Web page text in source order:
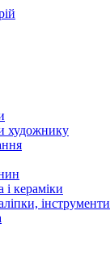
художнику
кераміки
інструменти